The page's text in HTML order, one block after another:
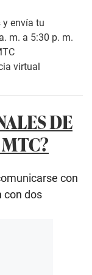
envía tu
m. a 5:30 p. m.
virtual
DE
con
con dos